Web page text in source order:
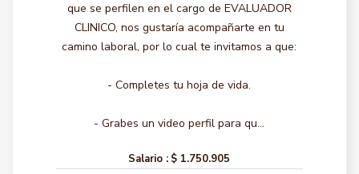
que se perfilen en el cargo de EVALUADOR
CLINICO, nos gustaría acompañarte en tu
camino laboral, por lo cual te invitamos a que:
- Completes tu hoja de vida.
- Grabes un video perfil para qu...
Salario : $ 1.750.905